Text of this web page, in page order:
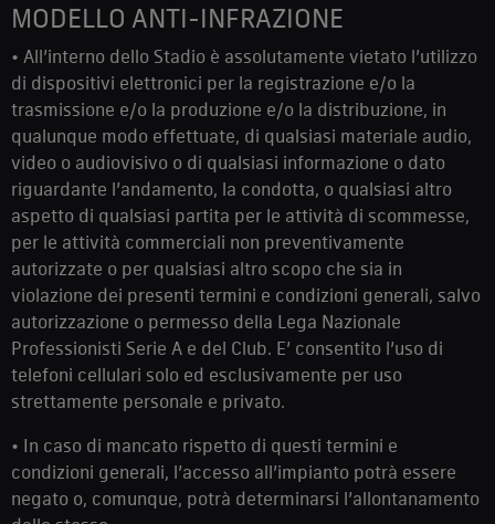
MODELLO ANTI-INFRAZIONE
• All’interno dello Stadio è assolutamente vietato l’utilizzo
di dispositivi elettronici per la registrazione e/o la
trasmissione e/o la produzione e/o la distribuzione, in
qualunque modo effettuate, di qualsiasi materiale audio,
video o audiovisivo o di qualsiasi informazione o dato
riguardante l’andamento, la condotta, o qualsiasi altro
aspetto di qualsiasi partita per le attività di scommesse,
per le attività commerciali non preventivamente
autorizzate o per qualsiasi altro scopo che sia in
violazione dei presenti termini e condizioni generali, salvo
autorizzazione o permesso della Lega Nazionale
Professionisti Serie A e del Club. E’ consentito l’uso di
telefoni cellulari solo ed esclusivamente per uso
strettamente personale e privato.
• In caso di mancato rispetto di questi termini e
condizioni generali, l’accesso all’impianto potrà essere
negato o, comunque, potrà determinarsi l’allontanamento